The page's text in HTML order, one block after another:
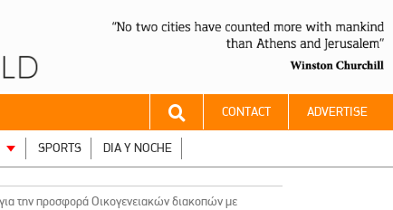
CONTACT ADVERTISE
SPORTS DIA Y NOCHE
την προσφορά Οικογενειακών διακοπών με